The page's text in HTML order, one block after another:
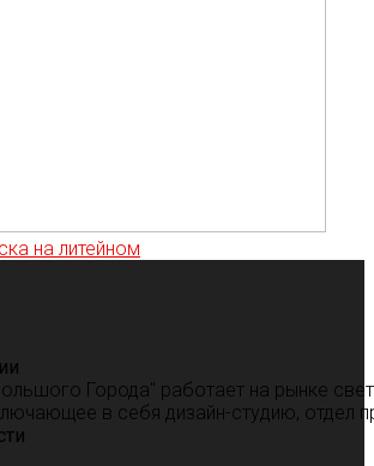
на литейном
Города" работает на рынке
в себя дизайн-студию, отдел